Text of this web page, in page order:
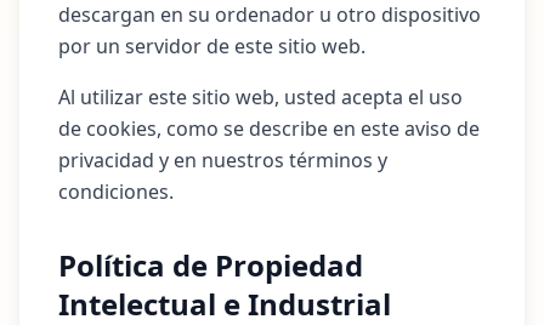
descargan en su ordenador u otro dispositivo
por un servidor de este sitio web.
Al utilizar este sitio web, usted acepta el uso
de cookies, como se describe en este aviso de
privacidad y en nuestros términos y
condiciones.
Política de Propiedad
Intelectual e Industrial